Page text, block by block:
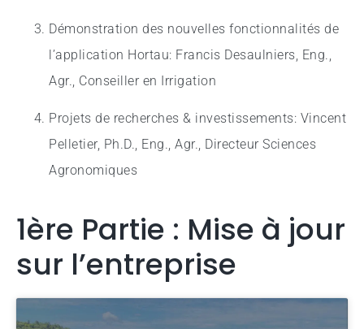
Démonstration des nouvelles fonctionnalités de
l’application Hortau: Francis Desaulniers, Eng.,
Agr., Conseiller en Irrigation
Projets de recherches & investissements: Vincent
Pelletier, Ph.D., Eng., Agr., Directeur Sciences
Agronomiques
1ère Partie : Mise à jour
sur l’entreprise